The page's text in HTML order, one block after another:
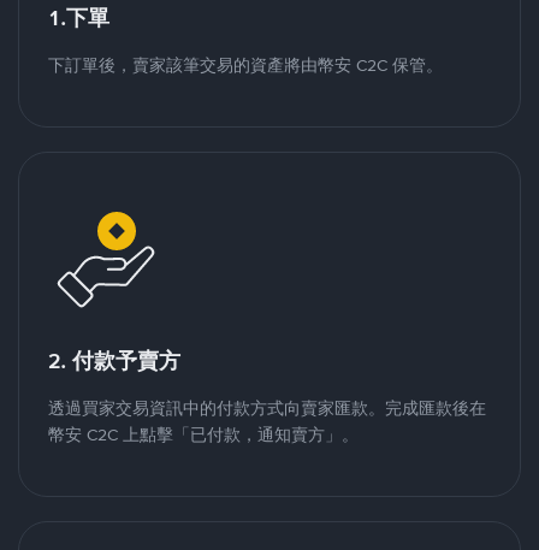
1.下單
下訂單後，賣家該筆交易的資產將由幣安 C2C 保管。
2. 付款予賣方
透過買家交易資訊中的付款方式向賣家匯款。完成匯款後在
幣安 C2C 上點擊「已付款，通知賣方」。